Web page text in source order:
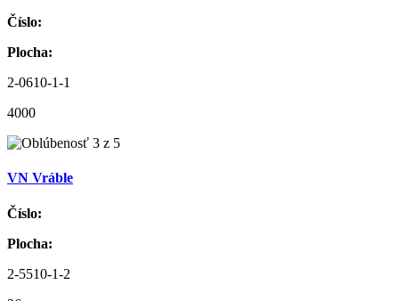
Číslo:
Plocha:
2-0610-1-1
4000
VN Vráble
Číslo:
Plocha:
2-5510-1-2